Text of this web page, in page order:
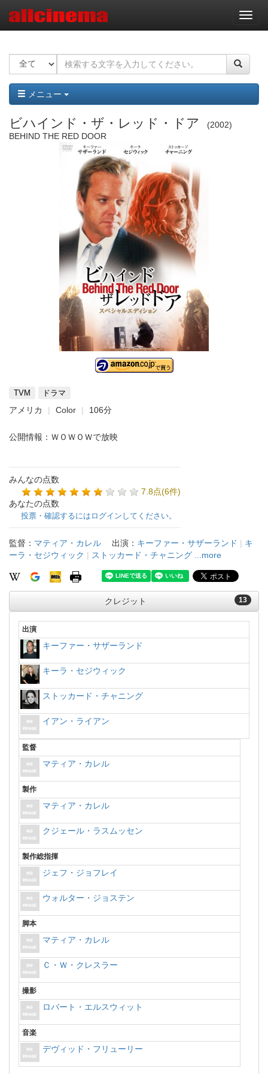
ナ
ビ
ー
ョ
ン
メニュー
ビハインド・ザ・レッド・ドア
2002
BEHIND THE RED DOOR
TVM ドラマ
アメリカ Color 106分
公開情報：ＷＯＷＯＷで放映
みんなの点数
7.8点(6件)
あなたの点数
投票・確認するにはログインしてください。
監督： マティア・カレル 出演： キーファー・サザーランド | キ
ーラ・セジウィック | ストッカード・チャニング ...more
13
クレジット
出演
キーファー・サザーランド
キーラ・セジウィック
ストッカード・チャニング
イアン・ライアン
監督
マティア・カレル
製作
マティア・カレル
クジェール・ラスムッセン
製作総指揮
ジェフ・ジョフレイ
ウォルター・ジョステン
脚本
マティア・カレル
Ｃ・Ｗ・クレスラー
撮影
ロバート・エルスウィット
音楽
デヴィッド・フリューリー